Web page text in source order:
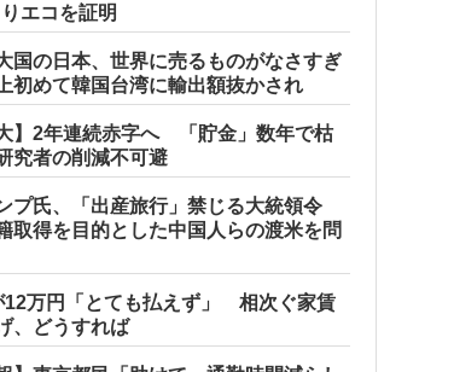
エコを証明
国の日本、世界に売るものがなさすぎ
初めて韓国台湾に輸出額抜かされ
大】2年連続赤字へ 「貯金」数年で枯
究者の削減不可避
プ氏、「出産旅行」禁じる大統領令
取得を目的とした中国人らの渡米を問
12万円「とても払えず」 相次ぐ家賃
、どうすれば